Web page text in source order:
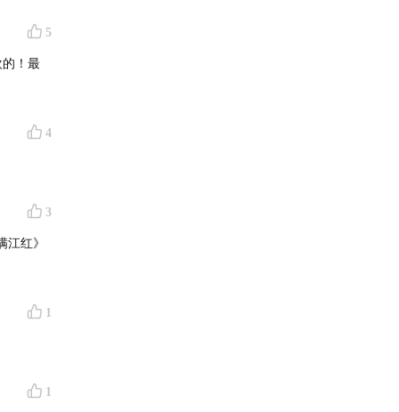
5
！最
4
3
红》
1
1